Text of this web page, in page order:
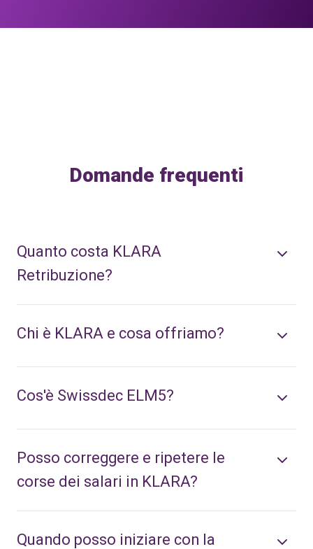
Domande frequenti
Quanto costa KLARA
Retribuzione?
Chi è KLARA e cosa offriamo?
Cos'è Swissdec ELM5?
Posso correggere e ripetere le
corse dei salari in KLARA?
Quando posso iniziare con la